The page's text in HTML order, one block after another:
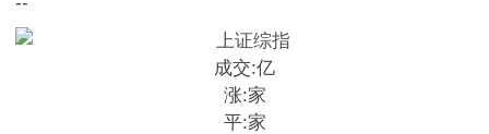
成交:亿
涨:家
平:家